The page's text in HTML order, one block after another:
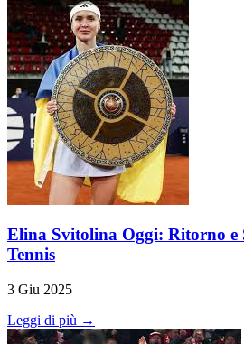
Elina Svitolina Oggi: Ritorno e
Tennis
3 Giu 2025
Leggi di più →